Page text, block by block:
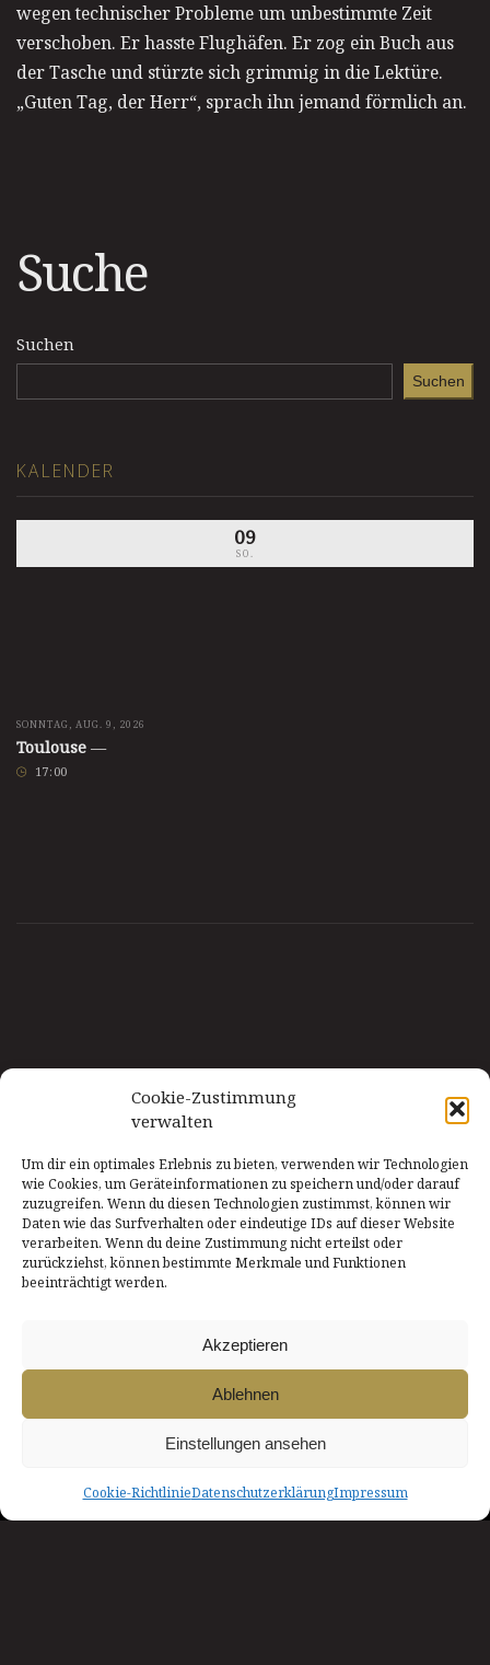
Cookie-Zustimmung
verwalten
Um dir ein optimales Erlebnis zu bieten, verwenden wir Technologien
wie Cookies, um Geräteinformationen zu speichern und/oder darauf
zuzugreifen. Wenn du diesen Technologien zustimmst, können wir
Daten wie das Surfverhalten oder eindeutige IDs auf dieser Website
verarbeiten. Wenn du deine Zustimmung nicht erteilst oder
zurückziehst, können bestimmte Merkmale und Funktionen
beeinträchtigt werden.
Akzeptieren
Ablehnen
Einstellungen ansehen
Cookie-RichtlinieDatenschutzerklärungImpressum
wegen technischer Probleme um unbestimmte Zeit
verschoben. Er hasste Flughäfen. Er zog ein Buch aus
der Tasche und stürzte sich grimmig in die Lektüre.
„Guten Tag, der Herr“, sprach ihn jemand förmlich an.
Suche
Suchen
Suchen
KALENDER
09
SO.
SONNTAG, AUG. 9, 2026
Toulouse —
17: 00
DATENSCHUTZERKLÄRUNG
AGB
IMPRESSUM
Theater in & um Rosenheim